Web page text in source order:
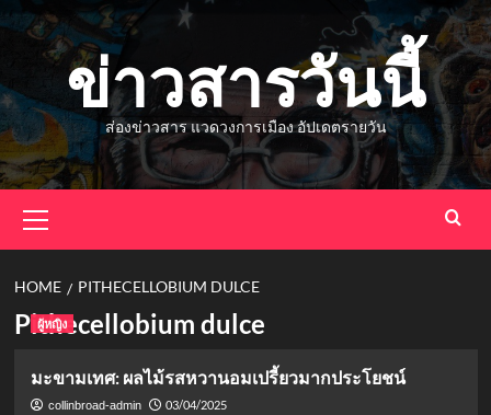
Skip
ข่าวสารวันนี้
ส่องข่าวสาร แวดวงการเมือง อัปเดตรายวัน
Menu
HOME PITHECELLOBIUM DULCE
Pithecellobium dulce
ผู้หญิง
มะขามเทศ: ผลไม้รสหวานอมเปรี้ยวมากประโยชน์
collinbroad-admin 03/04/2025